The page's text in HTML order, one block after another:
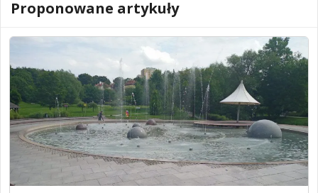
Proponowane artykuły